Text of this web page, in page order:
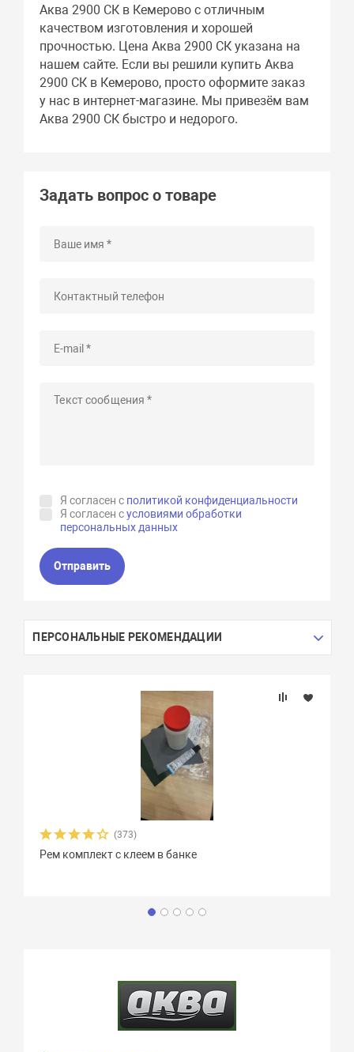
Аква 2900 СК в Кемерово с отличным
качеством изготовления и хорошей
прочностью. Цена Аква 2900 СК указана на
нашем сайте. Если вы решили купить Аква
2900 СК в Кемерово, просто оформите заказ
у нас в интернет-магазине. Мы привезём вам
Аква 2900 СК быстро и недорого.
Задать вопрос о товаре
Я согласен с политикой конфиденциальности
Я согласен сусловиями обработки
персональных данных
Отправить
ПЕРСОНАЛЬНЫЕ РЕКОМЕНДАЦИИ
(373)
Рем комплект с клеем в банке